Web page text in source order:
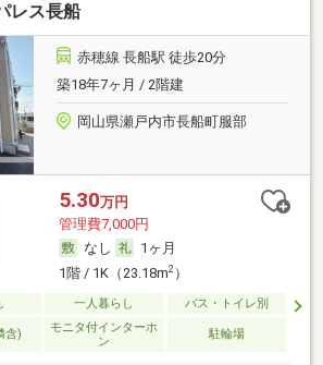
レス長船
赤穂線 長船駅 徒歩20分
築18年7ヶ月 / 2階建
岡山県瀬戸内市長船町服部
5.30万円
管理費7,000円
なし
1ヶ月
1階 / 1K（23.18m2）
一人暮らし バス・トイレ別
含)
モニタ付インターホ
ン
駐輪場